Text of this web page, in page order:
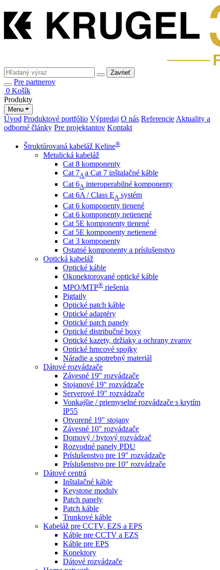
Zavrieť
Pre partnerov
0 Košík
Produkty
Menu
Úvod Produktové portfólio Výpredaj O nás Referencie Aktuality a
odborné články Pre projektantov Kontakt
Štruktúrovaná kabeláž Keline®
Metalická kabeláž
Cat 8 komponenty
Cat 7Aa Cat 7 inštalačné káble
Cat 6A interoperabilné komponenty
Cat 6A / Class EA systém
Cat 6 komponenty tienené
Cat 6 komponenty netienené
Cat 5E komponenty tienené
Cat 5E komponenty netienené
Cat 3 komponenty
Ostatné komponenty a príslušenstvo
Optická kabeláž
Optické káble
Okonektorované optické káble
MPO/MTP® ​ riešenia
Pigtaily
Optické patch káble
Optické adaptéry
Optické patch panely
Optické distribučné boxy
Optické kazety, držiaky a ochrany zvarov
Optické hrncové spojky
Náradie a spotrebný materiál
Dátové rozvádzače
Závesné 19" rozvádzače
Stojanové 19" rozvádzače
Serverové 19" rozvádzače
Vonkajšie / priemyselné rozvádzače s krytím
IP55
Otvorené 19" stojany
Závesné 10" rozvádzače
Domový / bytový rozvádzač
Rozvodné panely PDU
Príslušenstvo pre 19" rozvádzače
Príslušenstvo pre 10" rozvádzače
Dátové centrá
Inštalačné káble
Keystone moduly
Patch panely
Patch káble
Trunkové káble
Kabeláž pre CCTV, EZS a EPS
Káble pre CCTV a EZS
Káble pre EPS
Konektory
Dátové rozvádzače